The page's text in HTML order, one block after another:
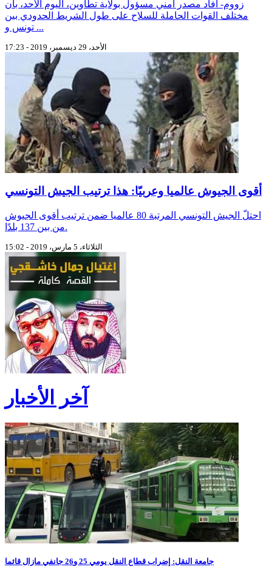
زووم- أفاد مصدر أمني مسؤول بولاية تطاوين، اليوم الأحد، بأن
مختلف القوات الحاملة للسلاح على طول الشريط الحدودي بين
تونس و ...
الأحد، 29 ديسمبر، 2019 - 17:23
أقوى الجيوش عالميا وعربيّا: هذا ترتيب الجيش التونسي
احتلّ الجيش التونسي المرتبة 80 عالميا ضمن ترتيب أقوى الجيوش
من بين 137 بلدًا.
الثلاثاء، 5 مارس، 2019 - 15:02
آخر الأخبار
جامعة النقل: إضراب قطاع النقل يومي 25 و26 جانفي مازال قائما